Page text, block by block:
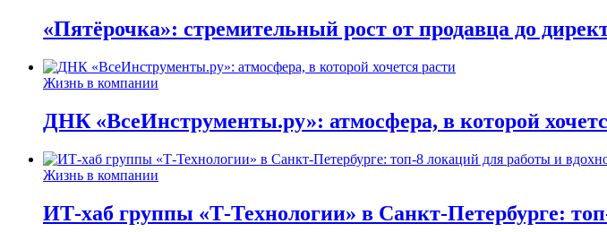
«Пятёрочка»: стремительный рост от продавца до
Жизнь в компании
ДНК «ВсеИнструменты.ру»: атмосфера, в которой
Жизнь в компании
ИТ-хаб группы «Т-Технологии» в Санкт-Петербурге: